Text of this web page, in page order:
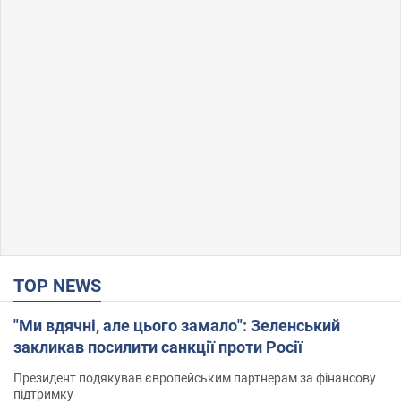
TOP NEWS
"Ми вдячні, але цього замало": Зеленський
закликав посилити санкції проти Росії
Президент подякував європейським партнерам за фінансову
підтримку